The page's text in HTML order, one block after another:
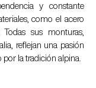
y constante
como el acero
sus monturas,
reflejan una pasión
la tradición alpina.